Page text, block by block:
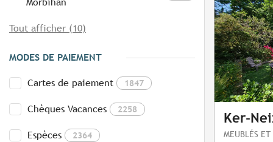
Morbihan
Tout afficher (10)
MODES DE PAIEMENT
Cartes de paiement 1847
Chèques Vacances 2258
Espèces 2364
Ker-
MEUBLÉS ET